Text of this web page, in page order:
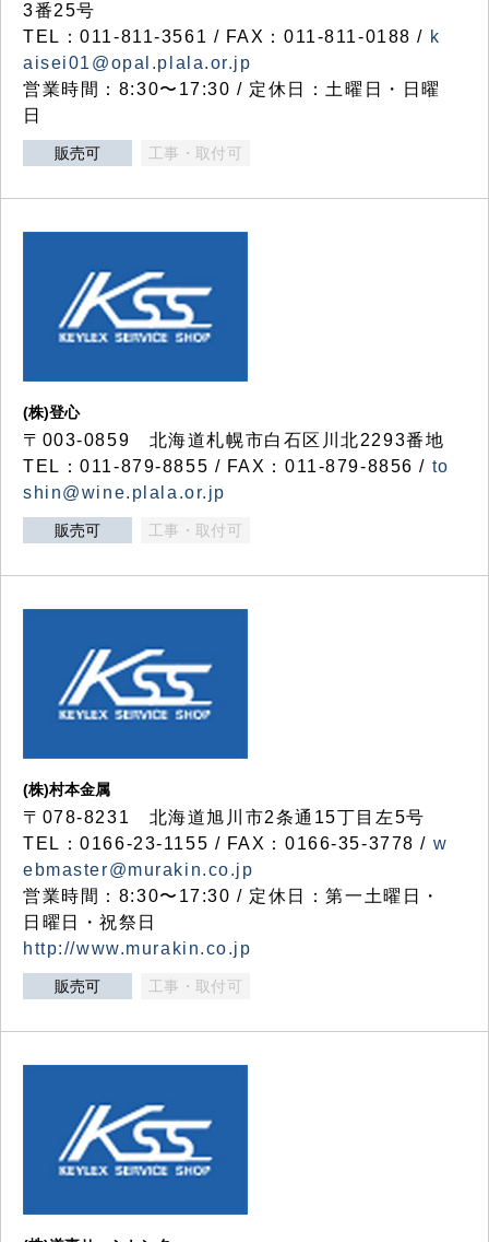
3番25号
TEL：011-811-3561 / FAX：011-811-0188 / k
aisei01@opal.plala.or.jp
営業時間：8:30〜17:30 / 定休日：土曜日・日曜
日
販売可 工事・取付可
(株)登心
〒003-0859 北海道札幌市白石区川北2293番地
TEL：011-879-8855 / FAX：011-879-8856 / to
shin@wine.plala.or.jp
販売可 工事・取付可
(株)村本金属
〒078-8231 北海道旭川市2条通15丁目左5号
TEL：0166-23-1155 / FAX：0166-35-3778 / w
ebmaster@murakin.co.jp
営業時間：8:30〜17:30 / 定休日：第一土曜日・
日曜日・祝祭日
http://www.murakin.co.jp
販売可 工事・取付可